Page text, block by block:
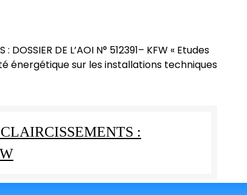
: DOSSIER DE L’AOI N° 512391– KFW « Etudes
énergétique sur les installations techniques
: